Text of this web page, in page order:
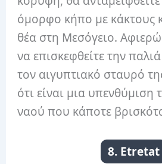
όμορφο κήπο με κάκτους
θέα στη Μεσόγειο.
να επισκεφθείτε την
τον αιγυπτιακό σταυρό
ότι είναι μια υπενθύμιση
ναού που κάποτε
8. Etretat